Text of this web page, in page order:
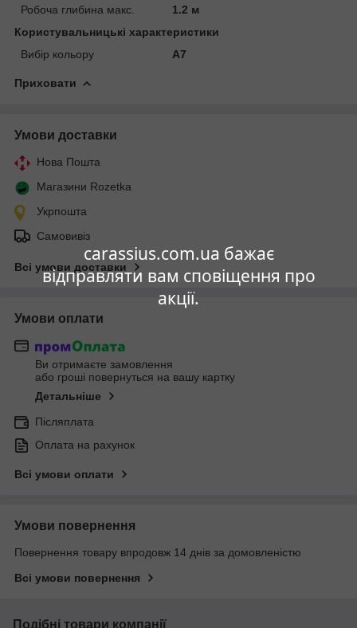
carassius.com.ua бажає
відправляти вам сповіщення про
акції.
Робоча глибина макс.
1.2 м
Користувальницькі характеристики
Вибір кольору
A7
Приховати
Умови доставки
Нова Пошта
Магазини Rozetka
Укрпошта
Самовивіз
Всі умови доставки
Умови оплати
Ви отримаєте замовлення
або гроші повернуться на вашу картку
Детальніше
Післяплата
Оплата на рахунок
Всі умови оплати
Умови повернення
Повернення товару впродовж 14 днів за домовленістю
Всі умови повернення
Подібні товари компанії